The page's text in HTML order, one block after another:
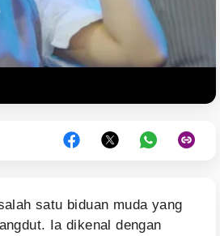
satu biduan muda yang
Ia dikenal dengan